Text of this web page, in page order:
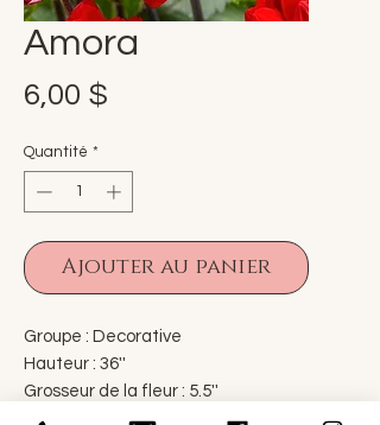
Amora
6,00 $
Quantité *
Ajouter au panier
Groupe : Decorative
Hauteur : 36''
Grosseur de la fleur : 5.5''